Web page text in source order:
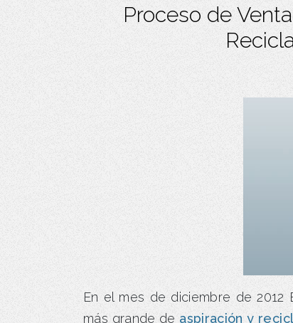
Proceso de
En el mes de diciembre de
más grande de aspiración y